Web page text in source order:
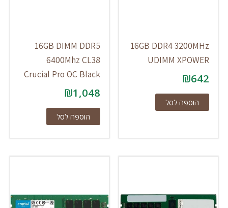
16GB DDR4 3200MHz
UDIMM XPOWER
₪642
הוספה לסל
16GB DIMM DDR5
6400Mhz CL38
Crucial Pro OC Black
₪1,048
הוספה לסל